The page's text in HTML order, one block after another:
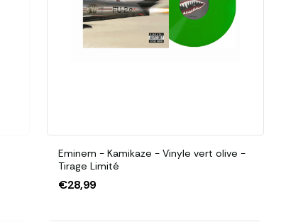
Eminem - Kamikaze - Vinyle vert olive -
Tirage Limité
€28,99